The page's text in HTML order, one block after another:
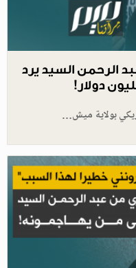
الرحمن السيد يرد
بولاية ميش…